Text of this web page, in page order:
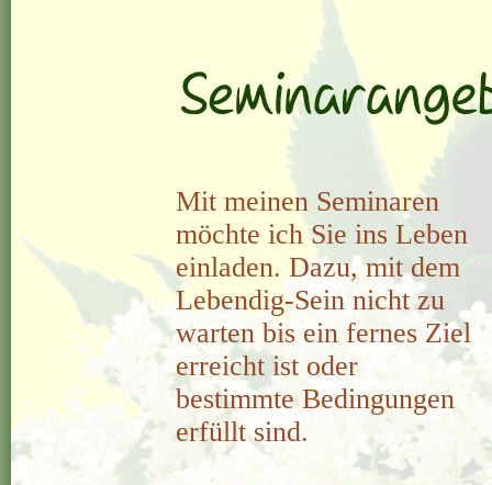
Mit meinen Seminaren
möchte ich Sie ins Leben
einladen. Dazu, mit dem
Lebendig-Sein nicht zu
warten bis ein fernes Ziel
erreicht ist oder
bestimmte Bedingungen
erfüllt sind.